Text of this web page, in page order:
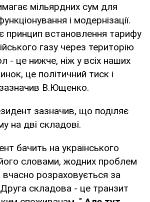
мільярдних сум для
і модернізації.
принцип встановлення тарифу
газу через територію
- це нижче, ніж у всіх наших
це політичний тиск і
зазначив В.Ющенко.
зазначив, що поділяє
на дві складові.
бачить на українського
словами, жодних проблем
вчасно розраховується за
складова - це транзит